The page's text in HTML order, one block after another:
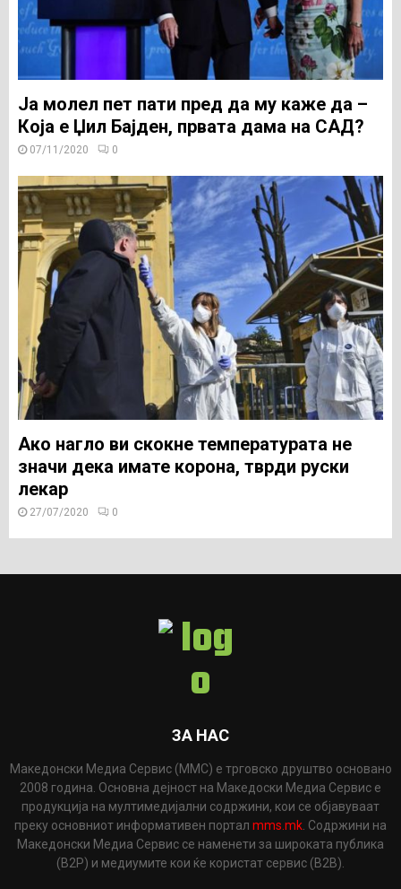
Ја молел пет пати пред да му каже да –
Која е Џил Бајден, првата дама на САД?
07/11/2020 0
Ако нагло ви скокне температурата не
значи дека имате корона, тврди руски
лекар
27/07/2020 0
ЗА НАС
Македонски Медиа Сервис (ММС) е трговско друштво основано
2008 година. Основна дејност на Македоски Медиа Сервис е
продукција на мултимедијални содржини, кои се објавуваат
преку основниот информативен портал mms.mk . Содржини на
Македонски Медиа Сервис се наменети за широката публика
(B2P) и медиумите кои ќе користат сервис (B2B).